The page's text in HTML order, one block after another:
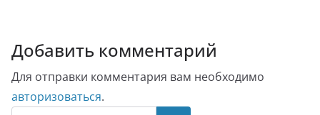
Добавить комментарий
Для отправки комментария вам необходимо
авторизоваться.